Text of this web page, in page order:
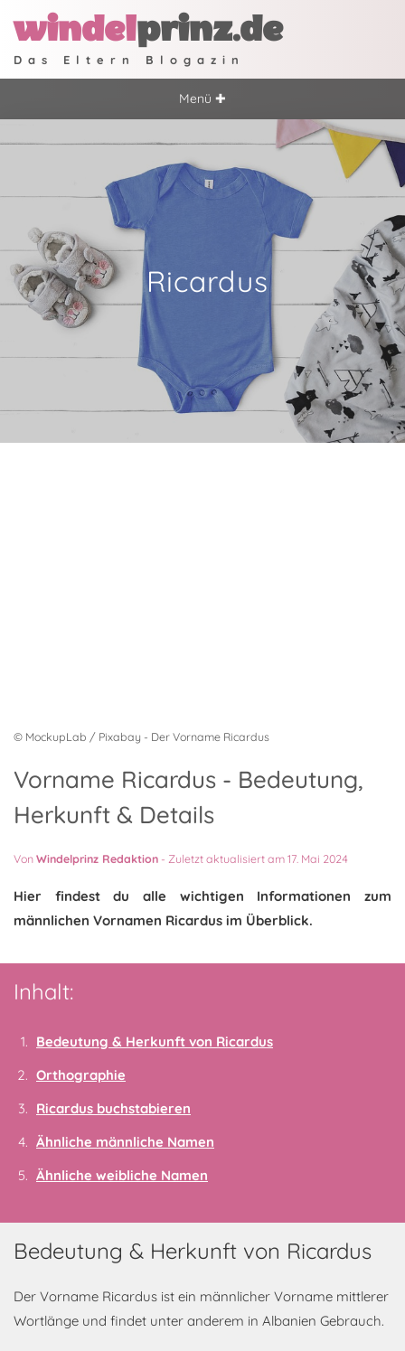
windelprinz.de
Das Eltern Blogazin
Menü ✚
Ricardus
© MockupLab / Pixabay - Der Vorname Ricardus
Vorname Ricardus - Bedeutung,
Herkunft & Details
VonWindelprinz Redaktion - Zuletzt aktualisiert am 17. Mai 2024
Hier findest du alle wichtigen Informationen zum
männlichen Vornamen Ricardus im Überblick.
Inhalt:
Bedeutung & Herkunft von Ricardus
Orthographie
Ricardus buchstabieren
Ähnliche männliche Namen
Ähnliche weibliche Namen
Bedeutung & Herkunft von Ricardus
Der Vorname Ricardus ist ein männlicher Vorname mittlerer
Wortlänge und findet unter anderem in Albanien Gebrauch.